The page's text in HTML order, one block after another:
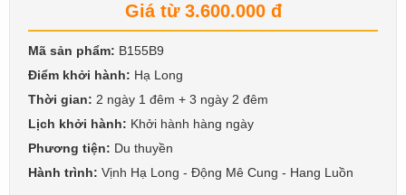
Giá từ 3.600.000 đ
Mã sản phẩm: B155B9
Điểm khởi hành: Hạ Long
Thời gian: 2 ngày 1 đêm + 3 ngày 2 đêm
Lịch khởi hành: Khởi hành hàng ngày
Phương tiện: Du thuyền
Hành trình: Vịnh Hạ Long - Động Mê Cung - Hang Luồn